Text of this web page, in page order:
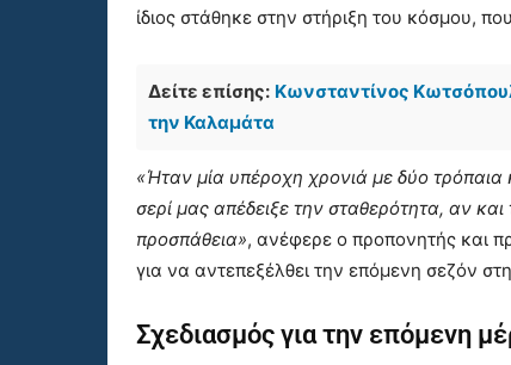
ίδιος στάθηκε στην στήριξη του κόσμου,
Δείτε επίσης: Κωνσταντίνος
την Καλαμάτα
«Ήταν μία υπέροχη χρονιά με δύο τρόπαια
σερί μας απέδειξε την σταθερότητα, αν
προσπάθεια», ανέφερε ο προπονητής και
για να αντεπεξέλθει την επόμενη σεζόν
Σχεδιασμός για την επόμενη